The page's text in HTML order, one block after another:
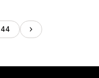
44